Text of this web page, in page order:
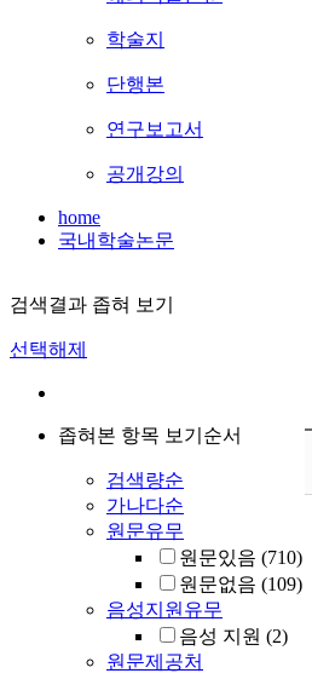
학술지
단행본
연구보고서
공개강의
home
국내학술논문
검색결과 좁혀 보기
선택해제
좁혀본 항목 보기순서
검색량순
가나다순
원문유무
원문있음 (710)
원문없음 (109)
음성지원유무
음성 지원 (2)
원문제공처